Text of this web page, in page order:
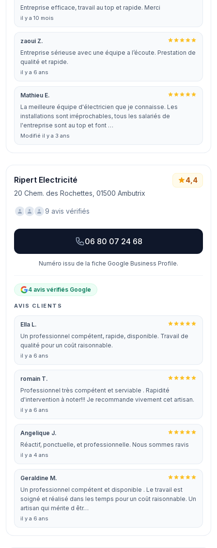
Entreprise efficace, travail au top et rapide. Merci
il y a 10 mois
zaoui Z.
Entreprise sérieuse avec une équipe a l’écoute. Prestation de
qualité et rapide.
il y a 6 ans
Mathieu E.
La meilleure équipe d'électricien que je connaisse. Les
installations sont irréprochables, tous les salariés de
l'entreprise sont au top et font …
Modifié il y a 3 ans
Ripert Electricité
20 Chem. des Rochettes, 01500 Ambutrix
4,4
9 avis vérifiés
06 80 07 24 68
Numéro issu de la fiche Google Business Profile.
4 avis vérifiés Google
AVIS CLIENTS
Ella L.
Un professionnel compétent, rapide, disponible. Travail de
qualité pour un coût raisonnable.
il y a 6 ans
romain T.
Professionnel très compétent et serviable . Rapidité
d'intervention à noter!!! Je recommande vivement cet artisan.
il y a 6 ans
Angelique J.
Réactif, ponctuelle, et professionnelle. Nous sommes ravis
il y a 4 ans
Geraldine M.
Un professionnel compétent et disponible . Le travail est
soigné et réalisé dans les temps pour un coût raisonnable. Un
artisan qui mérite d êtr…
il y a 6 ans